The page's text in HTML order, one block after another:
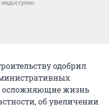
одобрил
осложняющие жизнь
об увеличении